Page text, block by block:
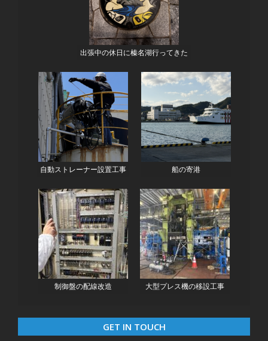
出張中の休日に榛名湖行ってきた
自動ストレーナー設置工事 船の寄港
制御盤の配線改造 大型プレス機の移設工事
GET IN TOUCH